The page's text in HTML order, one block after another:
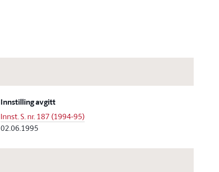
Innstilling avgitt
Innst. S. nr. 187 (1994-95)
02.06.1995